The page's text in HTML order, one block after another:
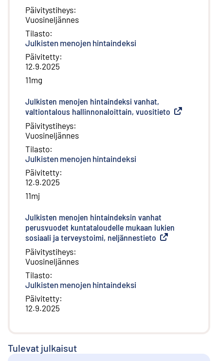
Päivitystiheys:
Vuosineljännes
Tilasto:
Julkisten menojen hintaindeksi
Päivitetty:
12.9.2025
11mg
Julkisten menojen hintaindeksi vanhat,
valtiontalous hallinnonaloittain, vuositieto Ulkoinen
Päivitystiheys:
Vuosineljännes
Tilasto:
Julkisten menojen hintaindeksi
Päivitetty:
12.9.2025
11mj
Julkisten menojen hintaindeksin vanhat
perusvuodet kuntataloudelle mukaan lukien
sosiaali ja terveystoimi, neljännestieto Ulkoinen linkki
Päivitystiheys:
Vuosineljännes
Tilasto:
Julkisten menojen hintaindeksi
Päivitetty:
12.9.2025
Tulevat julkaisut